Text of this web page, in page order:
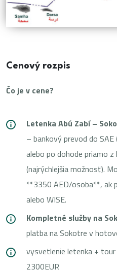
Cenový rozpis
Čo je v cene?
Letenka Abú Zabí –
– bankový prevod do
alebo po dohode priamo
(najrýchlejšia možnosť).
**3350 AED/osoba**, ak
alebo WISE.
Kompletné služby na
platba na Sokotre v
vysvetlenie letenka +
2300EUR 1